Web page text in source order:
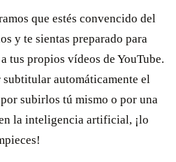
que estés convencido del
y te sientas preparado para
tus propios vídeos de YouTube.
subtitular automáticamente el
subirlos tú mismo o por una
la inteligencia artificial, ¡lo